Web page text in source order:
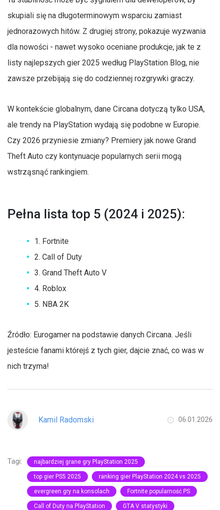
skupiali się na długoterminowym wsparciu zamiast
jednorazowych hitów. Z drugiej strony, pokazuje wyzwania
dla nowości - nawet wysoko oceniane produkcje, jak te z
listy najlepszych gier 2025 według PlayStation Blog, nie
zawsze przebijają się do codziennej rozgrywki graczy.
W kontekście globalnym, dane Circana dotyczą tylko USA,
ale trendy na PlayStation wydają się podobne w Europie.
Czy 2026 przyniesie zmiany? Premiery jak nowe Grand
Theft Auto czy kontynuacje popularnych serii mogą
wstrząsnąć rankingiem.
Pełna lista top 5 (2024 i 2025):
1. Fortnite
2. Call of Duty
3. Grand Theft Auto V
4. Roblox
5. NBA 2K
Źródło: Eurogamer na podstawie danych Circana. Jeśli
jesteście fanami którejś z tych gier, dajcie znać, co was w
nich trzyma!
Kamil Radomski 06.01.2026
Tagi: najbardziej grane gry PlayStation 2025
top gier PS5 2025 ranking gier PlayStation 2024 vs 2025
evergreen gry na konsolach Fortnite popularność PS
Call of Duty na PlayStation GTA V statystyki